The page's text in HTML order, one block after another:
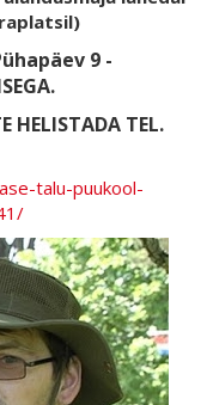
9 -
HELISTADA TEL.
talu-puukool-